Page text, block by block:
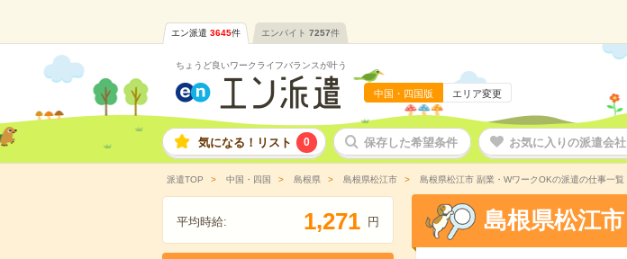
エン派遣 3645件 エンバイト 7257件
ちょうど良いワークライフバランスが叶う
中国・四国版 エリア変更
気になる！リスト 0 保存した希望条件 お気に入りの派遣会社
派遣TOP 中国・四国 島根県 島根県松江市 島根県松江市 副業・WワークOKの派遣の仕事一覧
平均時給: 1,271 円 島根県松江市